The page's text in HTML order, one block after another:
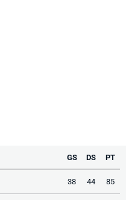
GS DS PT
38 44 85